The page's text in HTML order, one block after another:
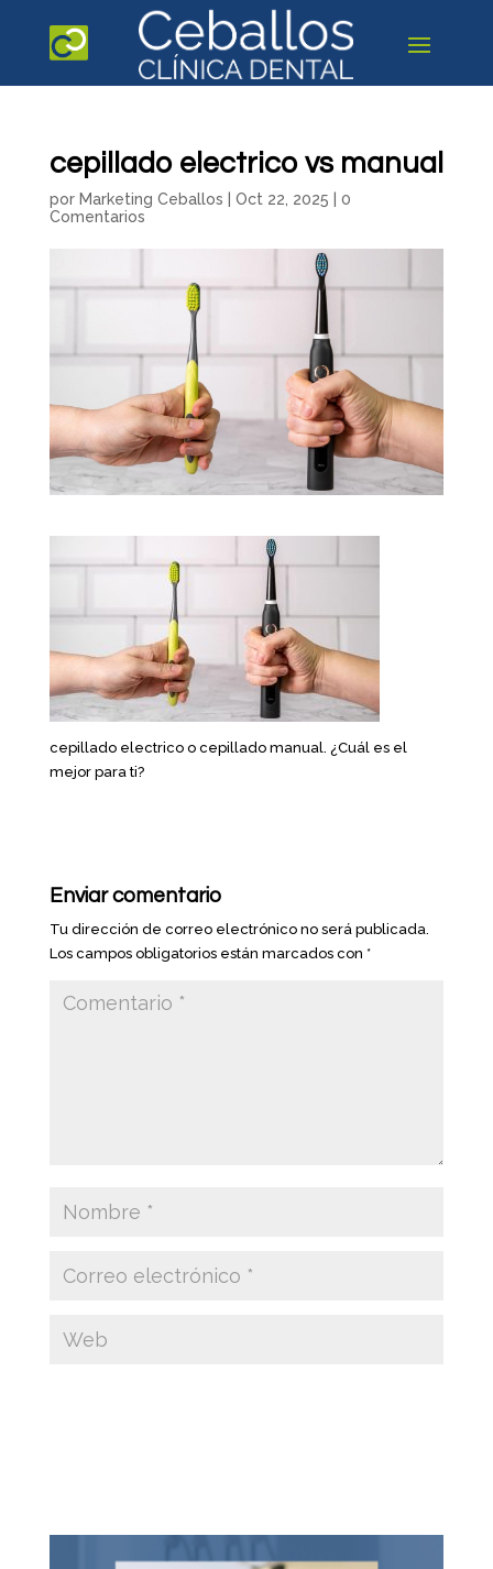
cepillado electrico vs manual
por Marketing Ceballos Oct 22, 2025
0
Comentarios
cepillado electrico o cepillado manual. ¿Cuál es el
mejor para ti?
Enviar comentario
Tu dirección de correo electrónico no será publicada.
Los campos obligatorios están marcados con *